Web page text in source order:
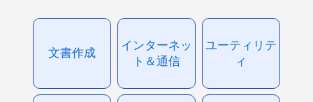
文書作成
インターネッ
ト＆通信
ユーティリテ
ィ